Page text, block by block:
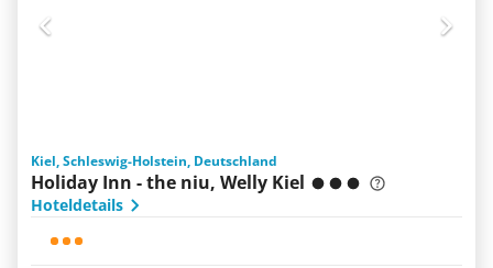
Kiel, Schleswig-Holstein, Deutschland
Holiday Inn - the niu, Welly Kiel
Hoteldetails